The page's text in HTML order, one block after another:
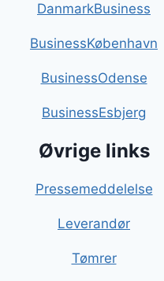
DanmarkBusiness
BusinessKøbenhavn
BusinessOdense
BusinessEsbjerg
Øvrige links
Pressemeddelelse
Leverandør
Tømrer